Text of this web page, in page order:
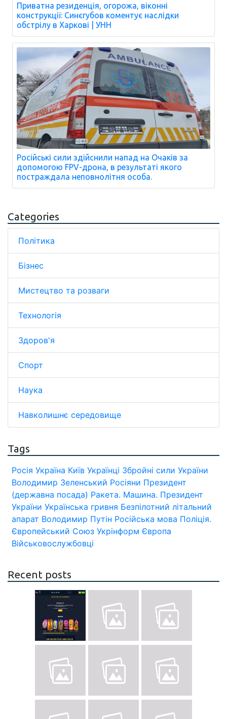
Приватна резиденція, огорожа, віконні
конструкції: Синєгубов коментує наслідки
обстрілу в Харкові | УНН
Російські сили здійснили напад на Очаків за
допомогою FPV-дрона, в результаті якого
постраждала неповнолітня особа.
Categories
Політика
Бізнес
Мистецтво та розваги
Технологія
Здоров'я
Спорт
Наука
Навколишнє середовище
Tags
Росія Україна Київ Українці Збройні сили України
Володимир Зеленський Росіяни Президент
(державна посада) Ракета. Машина. Президент
України Українська гривня Безпілотний літальний
апарат Володимир Путін Російська мова Поліція.
Європейський Союз Укрінформ Європа
Військовослужбовці
Recent posts